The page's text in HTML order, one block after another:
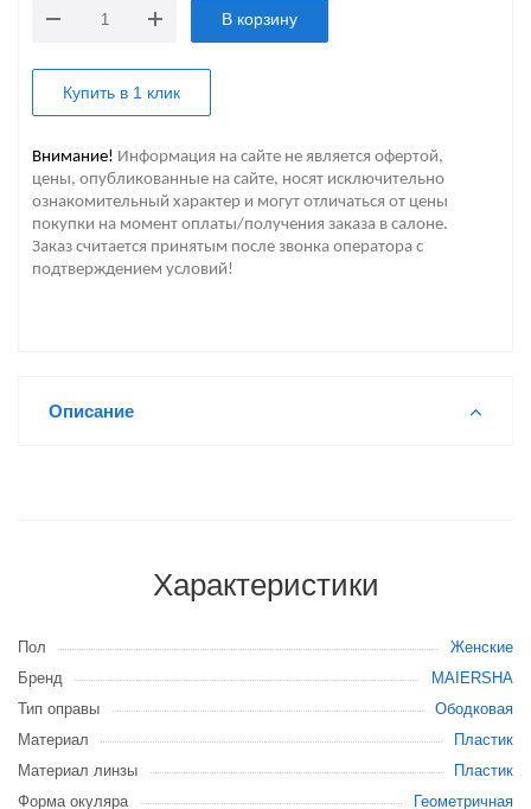
В корзину
Купить в 1 клик
Внимание! Информация на сайте не является офертой,
цены, опубликованные на сайте, носят исключительно
ознакомительный характер и могут отличаться от цены
покупки на момент оплаты/получения заказа в салоне.
Заказ считается принятым после звонка оператора с
подтверждением условий!
Описание
Характеристики
Пол
Женские
Бренд
MAIERSHA
Тип оправы
Ободковая
Материал
Пластик
Материал линзы
Пластик
Форма окуляра
Геометричная